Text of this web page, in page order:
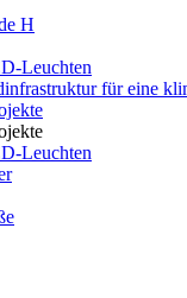
H
Leuchten
für eine
Leuchten